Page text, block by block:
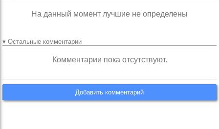
На данный момент лучшие не определены
▾ Остальные комментарии
Комментарии пока отсутствуют.
Добавить комментарий